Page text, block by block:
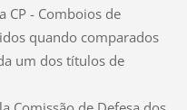
CP - Comboios de
quando comparados
um dos títulos de